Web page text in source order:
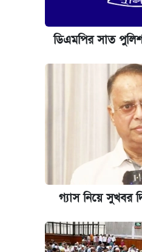
ডিএমপির সাত
গ্যাস নিয়ে সুখবর